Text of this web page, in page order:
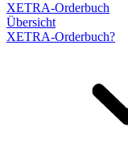
XETRA-Orderbuch
Übersicht
XETRA-Orderbuch?